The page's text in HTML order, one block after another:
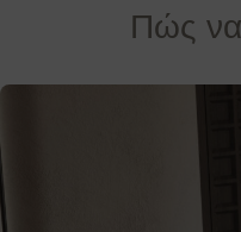
Πώς να